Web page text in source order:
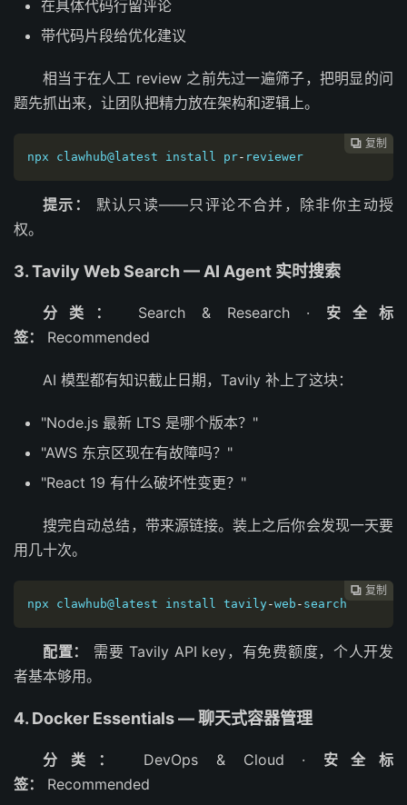
在具体代码行留评论
带代码片段给优化建议
相当于在人工 review 之前先过一遍筛子，把明显的问
题先抓出来，让团队把精力放在架构和逻辑上。
 复制
npx clawhub@latest install pr- reviewer
提示：
默认只读——只评论不合并，除非你主动授
权。
3. Tavily Web Search — AI Agent 实时搜索
分类： Search & Research · 安全标
签：
Recommended
AI 模型都有知识截止日期，Tavily 补上了这块：
"Node.js 最新 LTS 是哪个版本？"
"AWS 东京区现在有故障吗？"
"React 19 有什么破坏性变更？"
搜完自动总结，带来源链接。装上之后你会发现一天要
用几十次。
 复制
npx clawhub@latest install tavily-web - search
配置：
需要 Tavily API key，有免费额度，个人开发
者基本够用。
4. Docker Essentials — 聊天式容器管理
分类： DevOps & Cloud · 安全标
签：
Recommended